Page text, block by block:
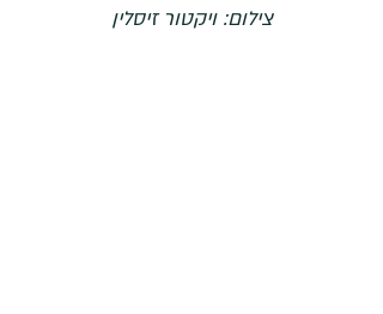
צילום: ויקטור זיסלין